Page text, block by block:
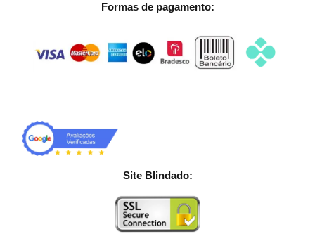
Formas de pagamento:
Site Blindado: